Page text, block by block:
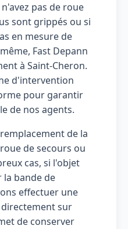
pas de roue
sont grippés ou si
en mesure de
Fast Depann
à Saint-Cheron.
d'intervention
pour garantir
de nos agents.
de la
de secours ou
cas, si l'objet
bande de
effectuer une
sur
de conserver